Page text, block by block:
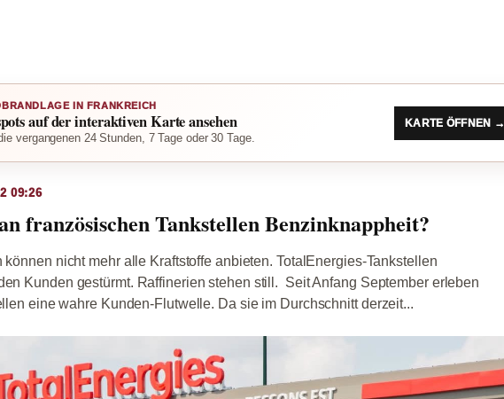
IN FRANKREICH
auf der interaktiven Karte ansehen
vergangenen 24 Stunden, 7 Tage oder 30 Tage.
KARTE ÖFFNEN →
09:26
französischen Tankstellen Benzinknappheit?
können nicht mehr alle Kraftstoffe anbieten. TotalEnergies-Tankstellen
Kunden gestürmt. Raffinerien stehen still. Seit Anfang September erleben
eine wahre Kunden-Flutwelle. Da sie im Durchschnitt derzeit...